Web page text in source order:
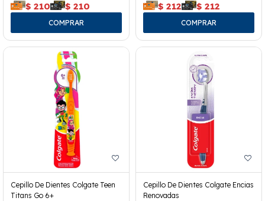
$ 210 $ 210 $ 212 $ 212
Cepillo De Dientes Colgate Teen
Titans Go 6+
Cepillo De Dientes Colgate Encias
Renovadas